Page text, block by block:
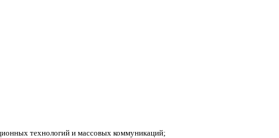
технологий и массовых коммуникаций;